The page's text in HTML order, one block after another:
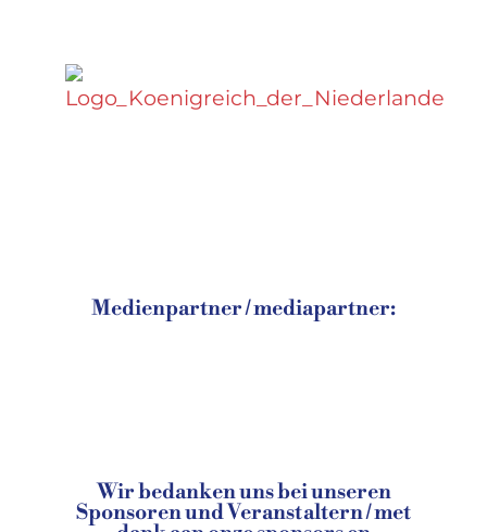
Medienpartner / mediapartner:
Wir bedanken uns bei unseren
Sponsoren und Veranstaltern / met